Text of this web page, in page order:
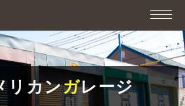
リカンガレージ